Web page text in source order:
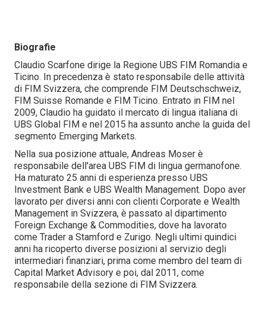
Biografie
Claudio Scarfone dirige la Regione UBS FIM Romandia e
Ticino. In precedenza è stato responsabile delle attività
di FIM Svizzera, che comprende FIM Deutschschweiz,
FIM Suisse Romande e FIM Ticino. Entrato in FIM nel
2009, Claudio ha guidato il mercato di lingua italiana di
UBS Global FIM e nel 2015 ha assunto anche la guida del
segmento Emerging Markets.
Nella sua posizione attuale, Andreas Moser è
responsabile dell'area UBS FIM di lingua germanofone.
Ha maturato 25 anni di esperienza presso UBS
Investment Bank e UBS Wealth Management. Dopo aver
lavorato per diversi anni con clienti Corporate e Wealth
Management in Svizzera, è passato al dipartimento
Foreign Exchange & Commodities, dove ha lavorato
come Trader a Stamford e Zurigo. Negli ultimi quindici
anni ha ricoperto diverse posizioni al servizio degli
intermediari finanziari, prima come membro del team di
Capital Market Advisory e poi, dal 2011, come
responsabile della sezione di FIM Svizzera.